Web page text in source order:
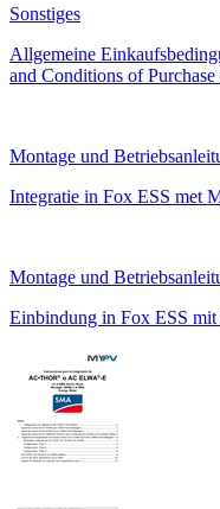
Sonstiges
Allgemeine
and Conditions of
Montage und
Integratie in Fox ESS met
Montage und
Einbindung in Fox ESS